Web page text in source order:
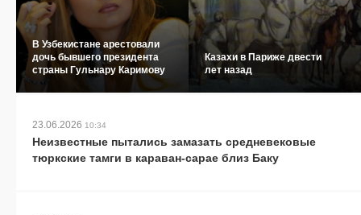
В Узбекистане арестовали
дочь бывшего президента
страны Гульнару Каримову
Казахи в Париже двести
лет назад
23.06.2026 10:34
Неизвестные пытались замазать средневековые
тюркские тамги в караван-сарае близ Баку